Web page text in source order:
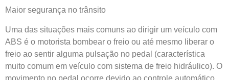
Maior segurança no trânsito
Uma das situações mais comuns ao dirigir um veículo com
ABS é o motorista bombear o freio ou até mesmo liberar o
freio ao sentir alguma pulsação no pedal (característica
muito comum em veículo com sistema de freio hidráulico). O
movimento no pedal ocorre devido ao controle automático